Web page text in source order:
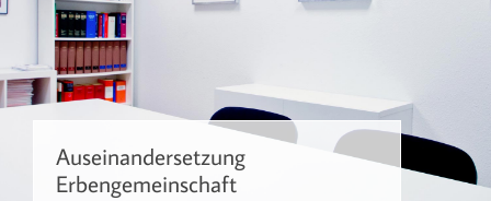
Auseinandersetzung
Erbengemeinschaft